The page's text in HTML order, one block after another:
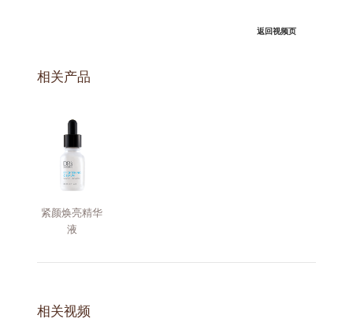
返回视频页
相关产品
紧颜焕亮精华
液
相关视频